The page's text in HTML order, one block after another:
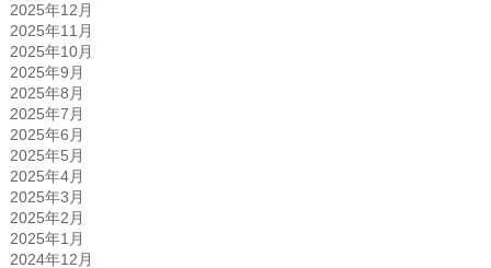
2025年12月
2025年11月
2025年10月
2025年9月
2025年8月
2025年7月
2025年6月
2025年5月
2025年4月
2025年3月
2025年2月
2025年1月
2024年12月